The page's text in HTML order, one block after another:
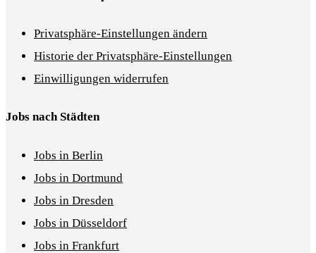
Privatsphäre-Einstellungen ändern
Historie der Privatsphäre-Einstellungen
Einwilligungen widerrufen
Jobs nach Städten
Jobs in Berlin
Jobs in Dortmund
Jobs in Dresden
Jobs in Düsseldorf
Jobs in Frankfurt